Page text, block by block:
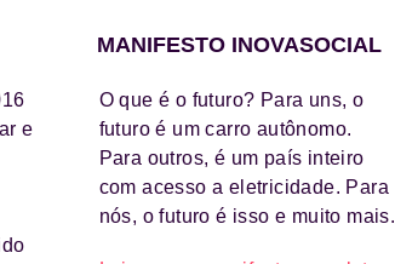
e
MANIFESTO INOVASOCIAL
O que é o futuro? Para uns, o
futuro é um carro autônomo.
Para outros, é um país inteiro
com acesso a eletricidade. Para
nós, o futuro é isso e muito mais.